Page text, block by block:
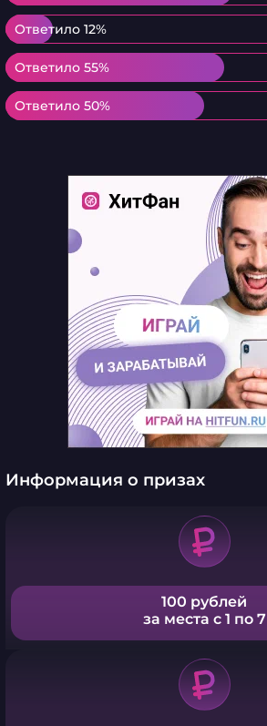
Ответило 12%
Ответило 12%
Ответило 55%
Ответило 55%
Ответило 50%
Ответило 50%
Информация о призах
100 рублей
за места с 1 по 7